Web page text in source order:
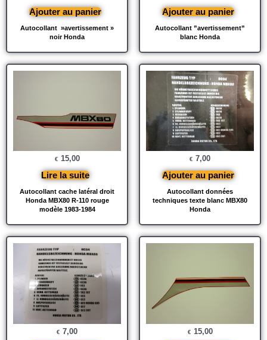
Autocollant »avertissement »
noir Honda
Ajouter au panier
Autocollant ”avertissement”
blanc Honda
Ajouter au panier
Autocollant cache latéral droit
Honda MBX80 R-110 rouge
modèle 1983-1984
€ 15,00
Lire la suite
Autocollant données
techniques texte blanc MBX80
Honda
€ 7,00
Ajouter au panier
€ 7,00 € 15,00